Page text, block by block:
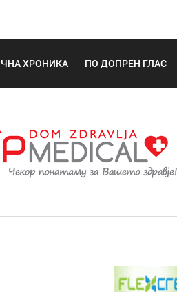
ХРОНИКА ПО ДОПРЕН ГЛАС